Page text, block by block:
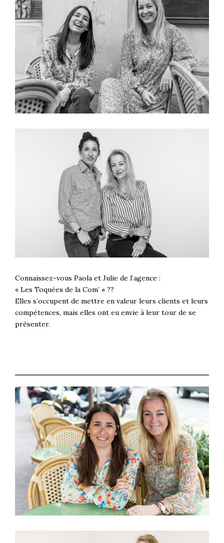
Connaissez-vous Paola et Julie de l’agence :
« Les Toquées de la Com’ « ??
Elles s’occupent de mettre en valeur leurs clients et leurs
compétences, mais elles ont eu envie à leur tour de se
présenter.